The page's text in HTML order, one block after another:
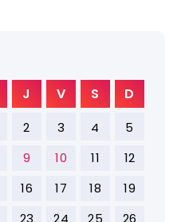
J V S D
2 3 4
5
9 10 11
12
16 17 18
19
23 24 25 26